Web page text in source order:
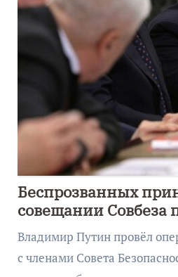
Беспрозванных
совещании Совбеза
руководством Путина
Владимир Путин провёл
с членами Совета